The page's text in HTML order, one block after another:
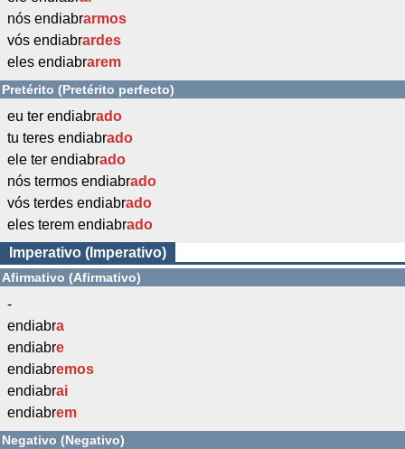
nós endiabrarmos
vós endiabrardes
eles endiabrarem
Pretérito (Pretérito perfecto)
eu ter endiabrado
tu teres endiabrado
ele ter endiabrado
nós termos endiabrado
vós terdes endiabrado
eles terem endiabrado
Imperativo (Imperativo)
Afirmativo (Afirmativo)
-
endiabra
endiabre
endiabremos
endiabrai
endiabrem
Negativo (Negativo)